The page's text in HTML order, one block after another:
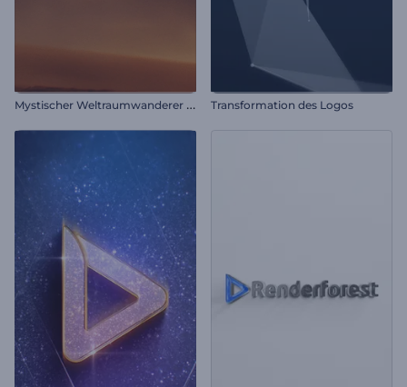
M
ystischer Weltraumwanderer Intro Transformation des Logos